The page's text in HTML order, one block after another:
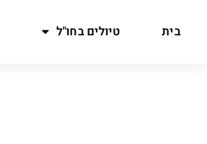
בית טיולים בחו"ל